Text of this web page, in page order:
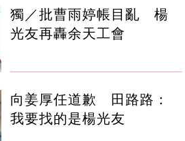
獨／批曹雨婷帳目亂 楊
光友再轟余天工會
向姜厚任道歉 田路路：
我要找的是楊光友